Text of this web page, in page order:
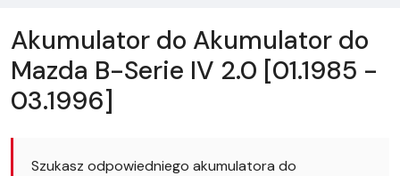
Akumulator do Akumulator do
Mazda B-Serie IV 2.0 [01.1985 -
03.1996]
Szukasz odpowiedniego akumulatora do